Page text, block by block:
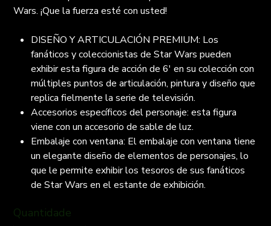
Wars. ¡Que la fuerza esté con usted!
DISEÑO Y ARTICULACIÓN PREMIUM: Los
fanáticos y coleccionistas de Star Wars pueden
exhibir esta figura de acción de 6' en su colección con
múltiples puntos de articulación, pintura y diseño que
replica fielmente la serie de televisión.
Accesorios específicos del personaje: esta figura
viene con un accesorio de sable de luz.
Embalaje con ventana: El embalaje con ventana tiene
un elegante diseño de elementos de personajes, lo
que le permite exhibir los tesoros de sus fanáticos
de Star Wars en el estante de exhibición.
Quantidade